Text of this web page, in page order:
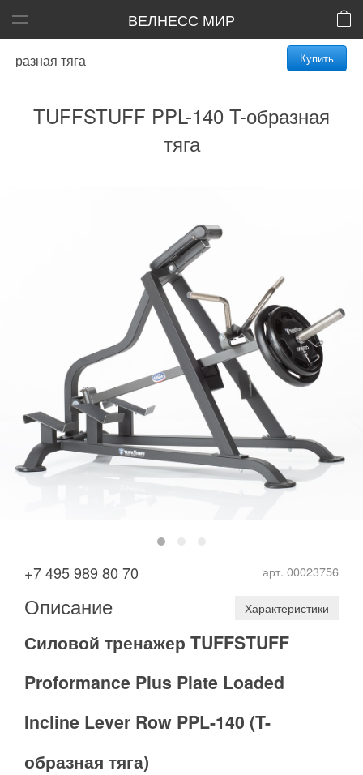
ВЕЛНЕСС МИР
тяга Купить
TUFFSTUFF PPL-140 T-образная
тяга
арт. 00023756
+7 495 989 80 70
Описание Характеристики
Силовой тренажер TUFFSTUFF
Proformance Plus Plate Loaded
Incline Lever Row PPL-140 (T-
образная тяга)